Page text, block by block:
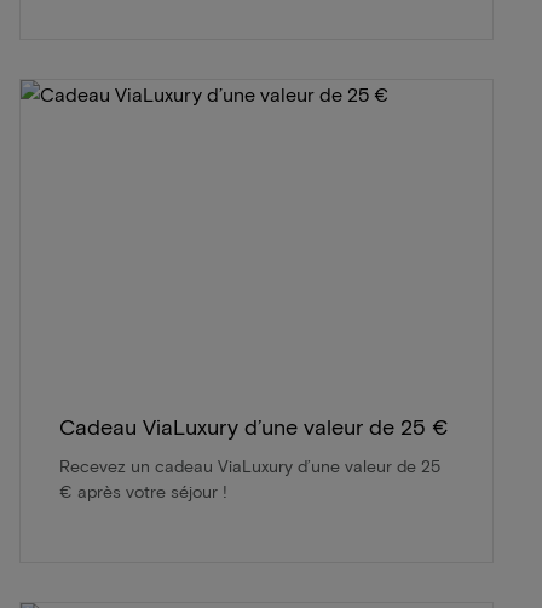
Cadeau ViaLuxury d’une valeur de 25 €
Recevez un cadeau ViaLuxury d’une valeur de 25
€ après votre séjour !